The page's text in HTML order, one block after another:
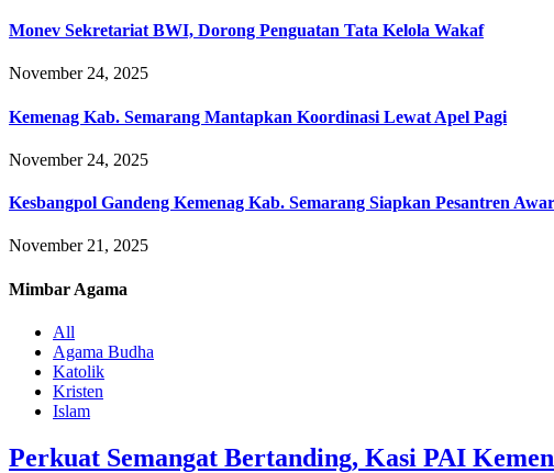
Monev Sekretariat BWI, Dorong Penguatan Tata Kelola Wakaf
November 24, 2025
Kemenag Kab. Semarang Mantapkan Koordinasi Lewat Apel Pagi
November 24, 2025
Kesbangpol Gandeng Kemenag Kab. Semarang Siapkan Pesantren
November 21, 2025
Mimbar Agama
All
Agama Budha
Katolik
Kristen
Islam
Perkuat Semangat Bertanding, Kasi PAI